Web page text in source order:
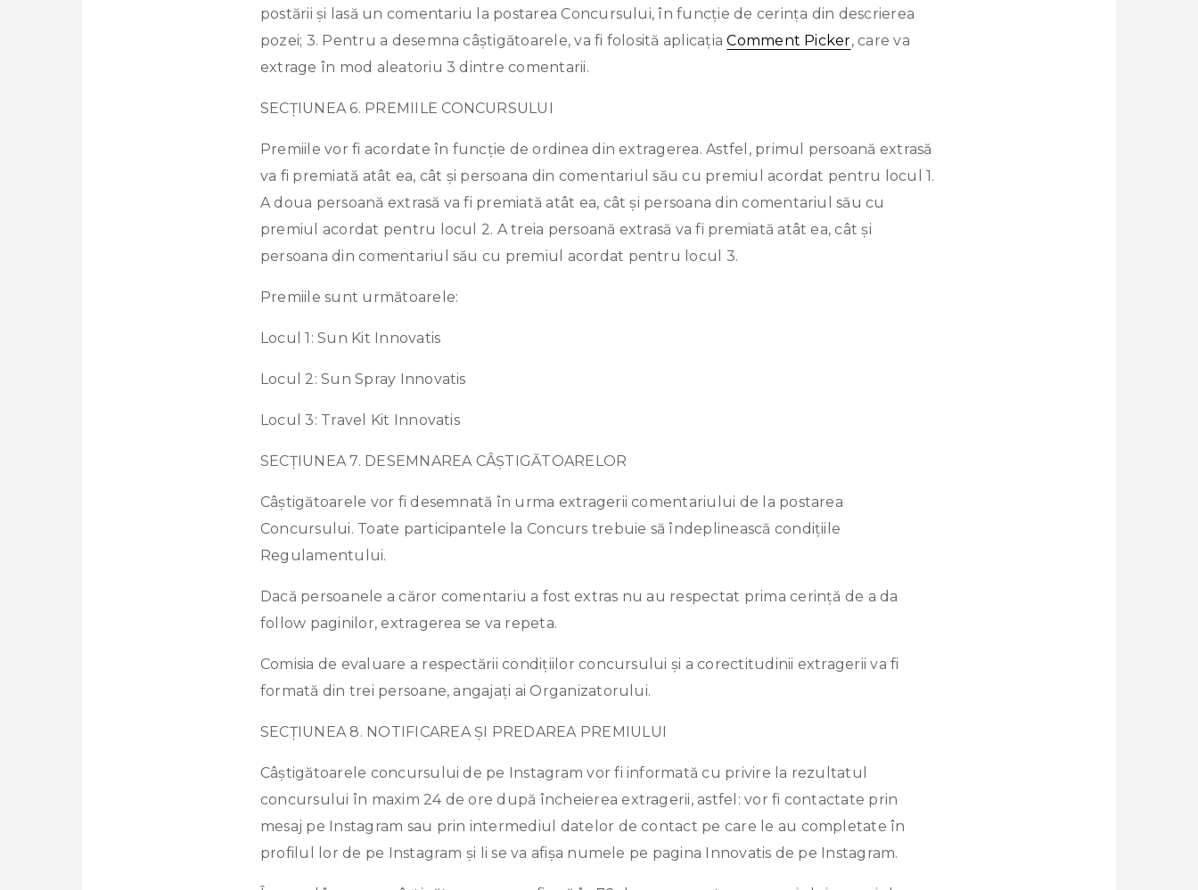
postării și lasă un comentariu la postarea Concursului, în funcție de cerința din descrierea
pozei; 3. Pentru a desemna câștigătoarele, va fi folosită aplicațiaComment Picker, care va
extrage în mod aleatoriu 3 dintre comentarii.
SECȚIUNEA 6. PREMIILE CONCURSULUI
Premiile vor fi acordate în funcție de ordinea din extragerea. Astfel, primul persoană extrasă
va fi premiată atât ea, cât și persoana din comentariul său cu premiul acordat pentru locul 1.
A doua persoană extrasă va fi premiată atât ea, cât și persoana din comentariul său cu
premiul acordat pentru locul 2. A treia persoană extrasă va fi premiată atât ea, cât și
persoana din comentariul său cu premiul acordat pentru locul 3.
Premiile sunt următoarele:
Locul 1: Sun Kit Innovatis
Locul 2: Sun Spray Innovatis
Locul 3: Travel Kit Innovatis
SECȚIUNEA 7. DESEMNAREA CÂȘTIGĂTOARELOR
Câștigătoarele vor fi desemnată în urma extragerii comentariului de la postarea
Concursului. Toate participantele la Concurs trebuie să îndeplinească condițiile
Regulamentului.
Dacă persoanele a căror comentariu a fost extras nu au respectat prima cerință de a da
follow paginilor, extragerea se va repeta.
Comisia de evaluare a respectării condițiilor concursului și a corectitudinii extragerii va fi
formată din trei persoane, angajați ai Organizatorului.
SECȚIUNEA 8. NOTIFICAREA ŞI PREDAREA PREMIULUI
Câștigătoarele concursului de pe Instagram vor fi informată cu privire la rezultatul
concursului în maxim 24 de ore după încheierea extragerii, astfel: vor fi contactate prin
mesaj pe Instagram sau prin intermediul datelor de contact pe care le au completate în
profilul lor de pe Instagram și li se va afișa numele pe pagina Innovatis de pe Instagram.